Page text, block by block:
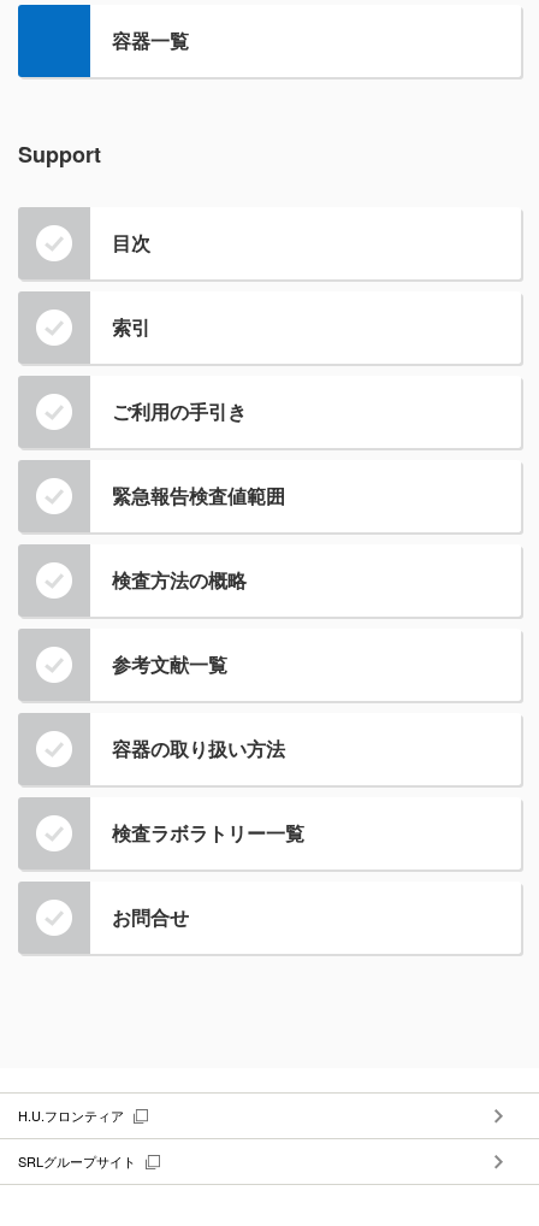
容器一覧
Support
目次
索引
ご利用の手引き
緊急報告検査値範囲
検査方法の概略
参考文献一覧
容器の取り扱い方法
検査ラボラトリー一覧
お問合せ
H.U.フロンティア
SRLグループサイト